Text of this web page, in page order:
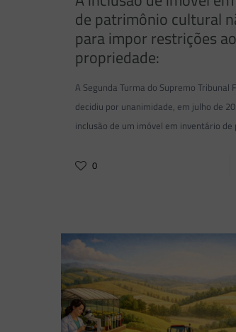
de patrimônio cultural
para impor restrições
propriedade:
A Segunda Turma do Supremo Tribunal
decidiu por unanimidade, em julho de
inclusão de um imóvel em inventário
0